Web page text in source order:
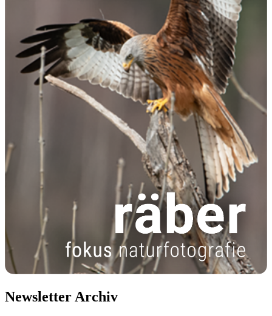
Newsletter Archiv